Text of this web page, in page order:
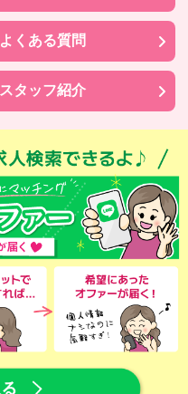
よくある質問
スタッフ紹介